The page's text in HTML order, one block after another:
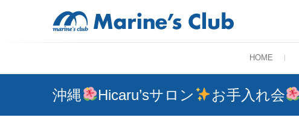
HOME
沖縄 Hicaru’sサロン お手入れ会